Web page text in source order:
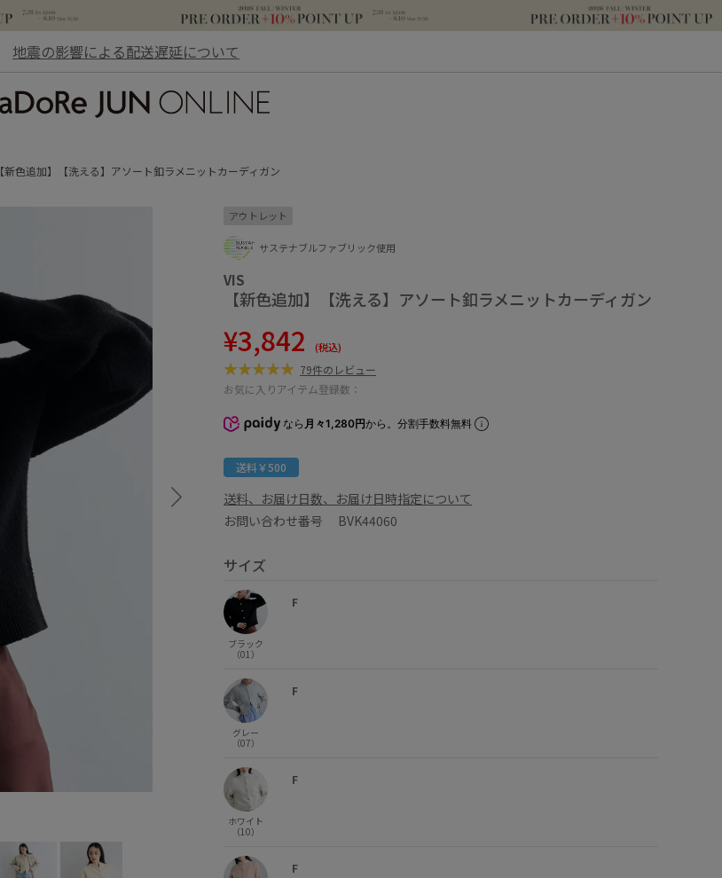
地震の影響による配送遅延について
【新色追加】【洗える】アソート釦ラメニットカーディガン
F×
アウトレット
サステナブルファブリック使用
VIS
【新色追加】【洗える】アソート釦ラメニットカーディガン
¥3,842 (税込)
79件のレビュー
お気に入りアイテム登録数：
なら 月々1,280円から。分割手数料無料
送料￥500
送料、お届け日数、お届け日時指定について
お問い合わせ番号 BVK44060
サイズ
ブラック
（01）
F
グレー
（07）
F
ホワイト
（10）
F
F